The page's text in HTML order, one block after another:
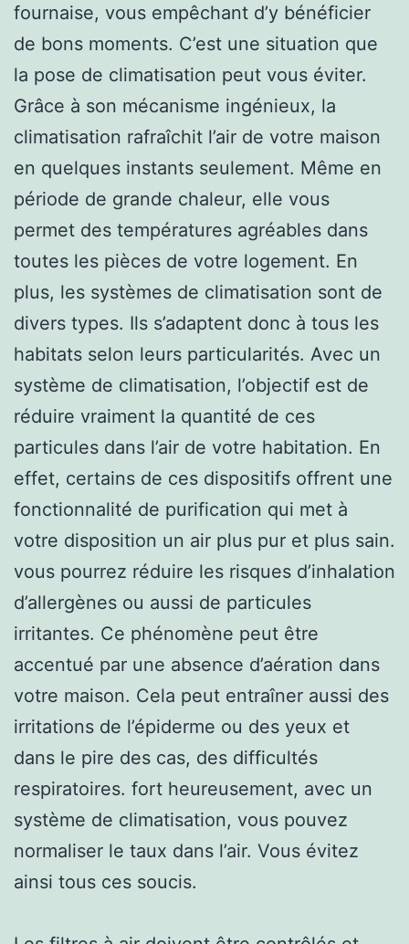
fournaise, vous empêchant d’y bénéficier
de bons moments. C’est une situation que
la pose de climatisation peut vous éviter.
Grâce à son mécanisme ingénieux, la
climatisation rafraîchit l’air de votre maison
en quelques instants seulement. Même en
période de grande chaleur, elle vous
permet des températures agréables dans
toutes les pièces de votre logement. En
plus, les systèmes de climatisation sont de
divers types. Ils s’adaptent donc à tous les
habitats selon leurs particularités. Avec un
système de climatisation, l’objectif est de
réduire vraiment la quantité de ces
particules dans l’air de votre habitation. En
effet, certains de ces dispositifs offrent une
fonctionnalité de purification qui met à
votre disposition un air plus pur et plus sain.
vous pourrez réduire les risques d’inhalation
d’allergènes ou aussi de particules
irritantes. Ce phénomène peut être
accentué par une absence d’aération dans
votre maison. Cela peut entraîner aussi des
irritations de l’épiderme ou des yeux et
dans le pire des cas, des difficultés
respiratoires. fort heureusement, avec un
système de climatisation, vous pouvez
normaliser le taux dans l’air. Vous évitez
ainsi tous ces soucis.